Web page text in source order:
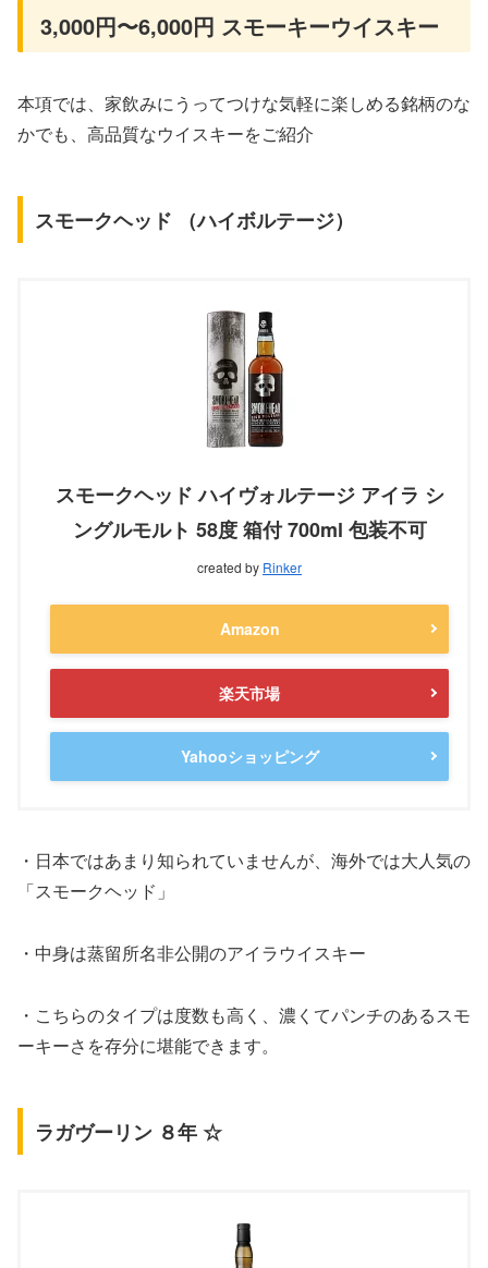
3,000円〜6,000円 スモーキーウイスキー
本項では、家飲みにうってつけな気軽に楽しめる銘柄のな
かでも、高品質なウイスキーをご紹介
スモークヘッド （ハイボルテージ）
スモークヘッド ハイヴォルテージ アイラ シ
ングルモルト 58度 箱付 700ml 包装不可
created by Rinker
Amazon
楽天市場
Yahooショッピング
・日本ではあまり知られていませんが、海外では大人気の
「スモークヘッド」
・中身は蒸留所名非公開のアイラウイスキー
・こちらのタイプは度数も高く、濃くてパンチのあるスモ
ーキーさを存分に堪能できます。
ラガヴーリン ８年 ☆